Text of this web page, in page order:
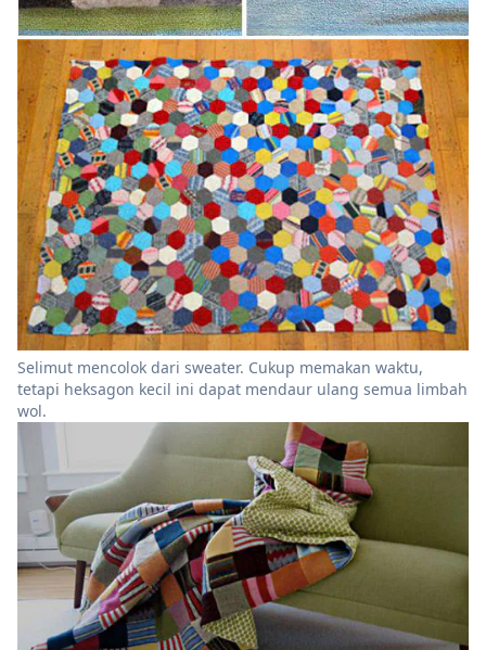
Selimut mencolok dari sweater. Cukup memakan waktu,
tetapi heksagon kecil ini dapat mendaur ulang semua limbah
wol.